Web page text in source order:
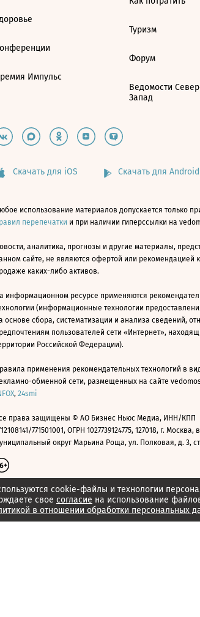
cookie-файлы и технологии
свое согласие на использование
в отношении обработки персональных
Импульс
Туризм
Форум
Ведомости
Запад
Скачать для iOS Скачать для Android
использование материалов допускается только
перепечатки и при наличии гиперссылки на
аналитика, прогнозы и другие материалы,
сайте, не являются офертой или рекомендацией
каких-либо активов.
информационном ресурсе применяются
(информационные технологии
основе сбора, систематизации и анализа сведений,
пользователей сети «Интернет»,
Российской Федерации).
применения рекомендательных технологий в
обменной сети, размещенных на сайте
, 24smi
права защищены © АО Бизнес Ньюс Медиа, ИНН/КПП
771501001, ОГРН 1027739124775, 127018, г. Москва,
округ Марьина Роща, ул. Полковая, д. 3,